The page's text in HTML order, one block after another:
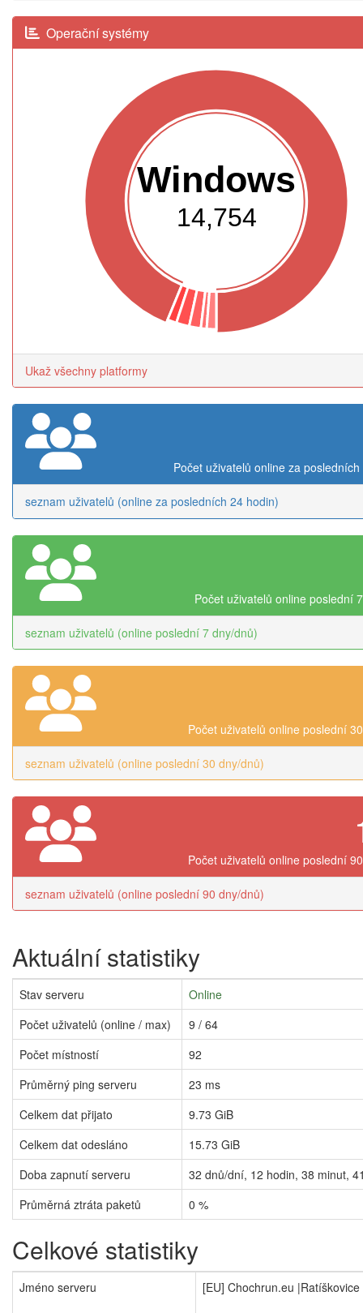
Operační systémy
Windows
14,754
Ukaž všechny platformy
Počet uživatelů online za
seznam uživatelů (online za posledních 24 hodin)
Počet uživatelů online poslední
seznam uživatelů (online poslední 7 dny/dnů)
Počet uživatelů online poslední
seznam uživatelů (online poslední 30 dny/dnů)
Počet uživatelů online poslední
seznam uživatelů (online poslední 90 dny/dnů)
Aktuální statistiky
Stav serveru
Online
Počet uživatelů (online / max)
9 / 64
Počet místností
92
Průměrný ping serveru
23 ms
Celkem dat přijato
9.73 GiB
Celkem dat odesláno
15.73 GiB
Doba zapnutí serveru
32 dnů/dní, 12 hodin, 38 minut,
Průměrná ztráta paketů
0 %
Celkové statistiky
Jméno serveru [EU] Chochrun.eu